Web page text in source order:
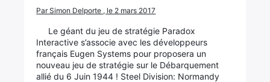
Par Simon Delporte , le 2 mars 2017
Le géant du jeu de stratégie Paradox
Interactive s’associe avec les développeurs
français Eugen Systems pour proposera un
nouveau jeu de stratégie sur le Débarquement
allié du 6 Juin 1944 ! Steel Division: Normandy